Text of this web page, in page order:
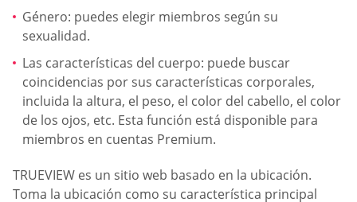
Género: puedes elegir miembros según su
sexualidad.
Las características del cuerpo: puede buscar
coincidencias por sus características corporales,
incluida la altura, el peso, el color del cabello, el color
de los ojos, etc. Esta función está disponible para
miembros en cuentas Premium.
TRUEVIEW es un sitio web basado en la ubicación.
Toma la ubicación como su característica principal